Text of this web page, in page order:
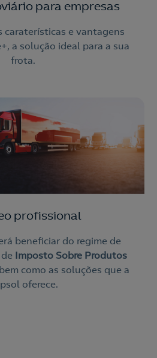
para empresas
caraterísticas e vantagens
a solução ideal para a sua
frota.
profissional
beneficiar do regime de
Imposto Sobre Produtos
como as soluções que a
oferece.